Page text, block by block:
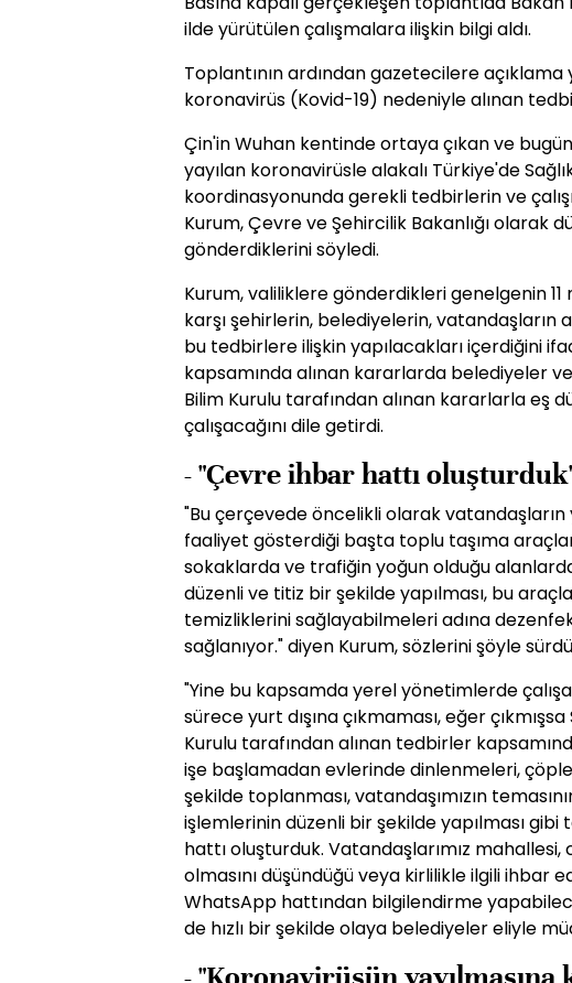
ilde yürütülen çalışmalara ilişkin bilgi aldı.
Toplantının ardından gazetecilere
koronavirüs (Kovid-19) nedeniyle alınan
Çin'in Wuhan kentinde ortaya çıkan ve
yayılan koronavirüsle alakalı Türkiye'de
koordinasyonunda gerekli tedbirlerin ve
Kurum, Çevre ve Şehircilik Bakanlığı olarak
gönderdiklerini söyledi.
Kurum, valiliklere gönderdikleri genelgenin
karşı şehirlerin, belediyelerin, vatandaşların
bu tedbirlere ilişkin yapılacakları içerdiğini
kapsamında alınan kararlarda belediyeler ve
Bilim Kurulu tarafından alınan kararlarla eş
çalışacağını dile getirdi.
- "Çevre ihbar hattı
"Bu çerçevede öncelikli olarak vatandaşların
faaliyet gösterdiği başta toplu taşıma
sokaklarda ve trafiğin yoğun olduğu
düzenli ve titiz bir şekilde yapılması, bu
temizliklerini sağlayabilmeleri adına
sağlanıyor." diyen Kurum, sözlerini şöyle
"Yine bu kapsamda yerel yönetimlerde
sürece yurt dışına çıkmaması, eğer çıkmışsa
Kurulu tarafından alınan tedbirler
işe başlamadan evlerinde dinlenmeleri,
şekilde toplanması, vatandaşımızın
işlemlerinin düzenli bir şekilde yapılması
hattı oluşturduk. Vatandaşlarımız mahallesi,
olmasını düşündüğü veya kirlilikle ilgili ihbar
WhatsApp hattından bilgilendirme
de hızlı bir şekilde olaya belediyeler eliyle